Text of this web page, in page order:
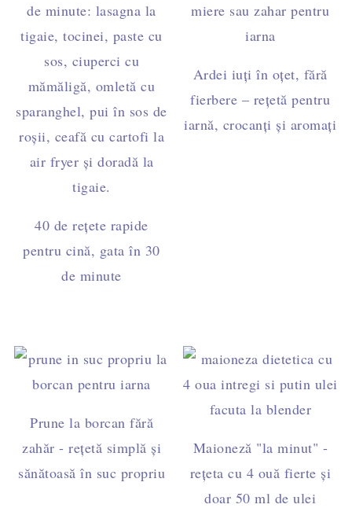
40 de rețete rapide
pentru cină, gata în 30
de minute
Ardei iuți în oțet, fără
fierbere – rețetă pentru
iarnă, crocanți și aromați
Prune la borcan fără
zahăr - rețetă simplă și
sănătoasă în suc propriu
Maioneză "la minut" -
rețeta cu 4 ouă fierte și
doar 50 ml de ulei